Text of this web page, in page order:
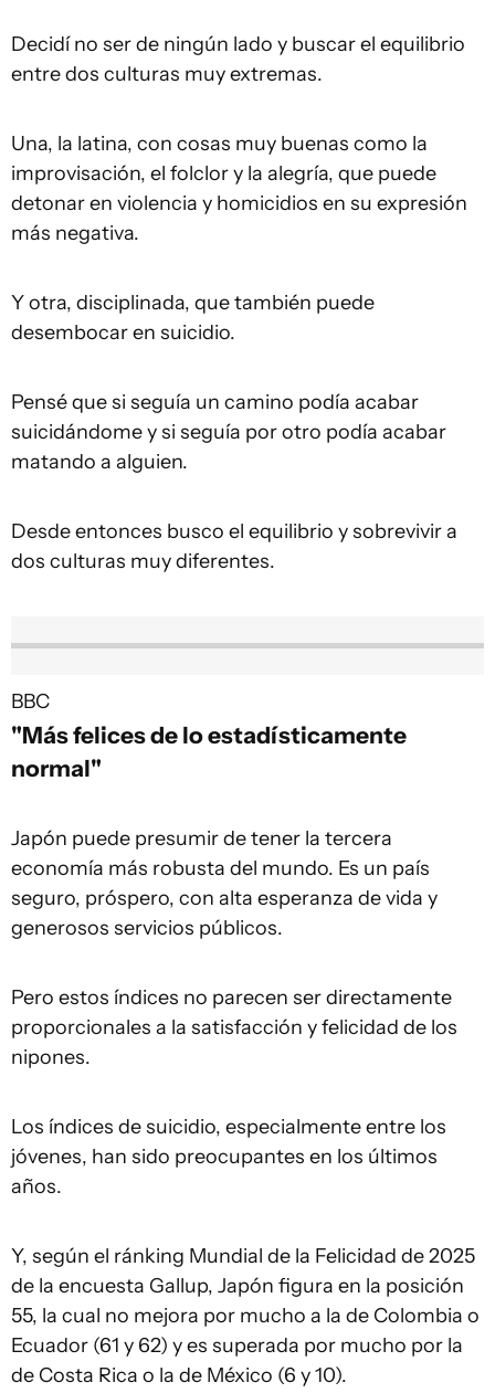
Decidí no ser de ningún lado y buscar el equilibrio
entre dos culturas muy extremas.
Una, la latina, con cosas muy buenas como la
improvisación, el folclor y la alegría, que puede
detonar en violencia y homicidios en su expresión
más negativa.
Y otra, disciplinada, que también puede
desembocar en suicidio.
Pensé que si seguía un camino podía acabar
suicidándome y si seguía por otro podía acabar
matando a alguien.
Desde entonces busco el equilibrio y sobrevivir a
dos culturas muy diferentes.
BBC
"Más felices de lo estadísticamente
normal"
Japón puede presumir de tener la tercera
economía más robusta del mundo. Es un país
seguro, próspero, con alta esperanza de vida y
generosos servicios públicos.
Pero estos índices no parecen ser directamente
proporcionales a la satisfacción y felicidad de los
nipones.
Los índices de suicidio, especialmente entre los
jóvenes, han sido preocupantes en los últimos
años.
Y, según el ránking Mundial de la Felicidad de 2025
de la encuesta Gallup, Japón figura en la posición
55, la cual no mejora por mucho a la de Colombia o
Ecuador (61 y 62) y es superada por mucho por la
de Costa Rica o la de México (6 y 10).